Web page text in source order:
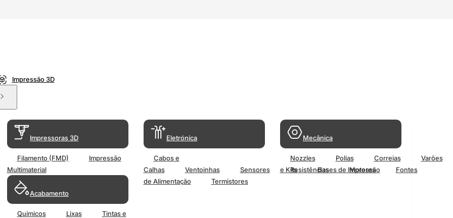
Impressão 3D
Impressoras 3D
Filamento (FMD)
Impressão
Multimaterial
Acabamento
Químicos Lixas
Tintas e
Eletrónica
Cabos e
Calhas
Ventoinhas Sensores Resistências Motores
Fontes
de Alimentação
Termistores
Mecânica
Nozzles Polias Correias
Varões
e Kits
Bases de Impressão